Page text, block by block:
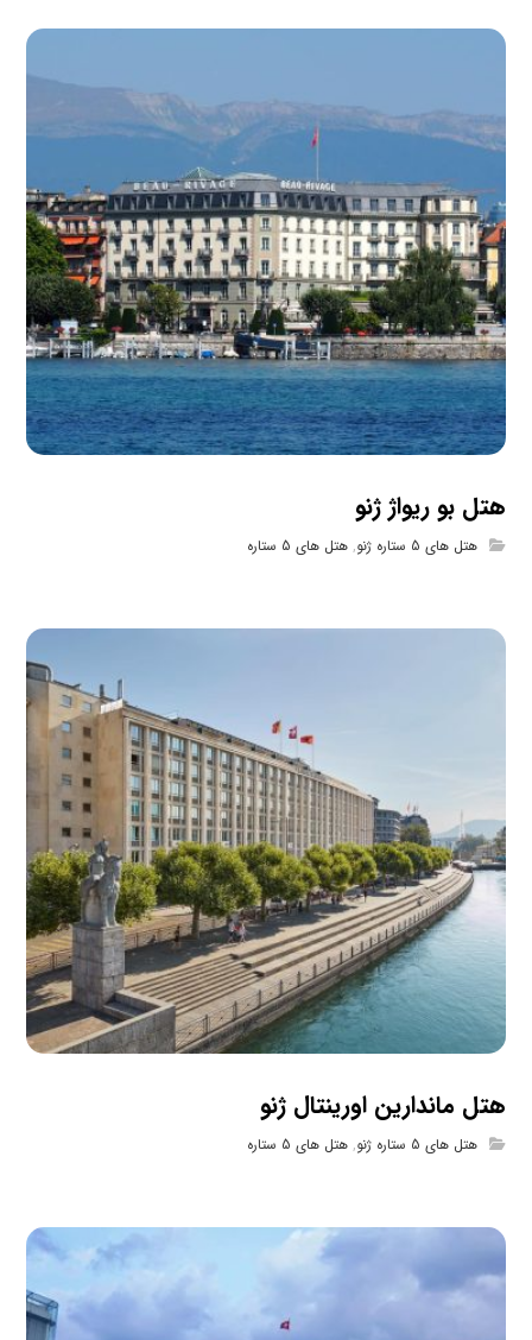
هتل بو ریواژ ژنو
هتل های 5 ستاره ژنو ,هتل های 5 ستاره
هتل ماندارین اورینتال ژنو
هتل های 5 ستاره ژنو ,هتل های 5 ستاره